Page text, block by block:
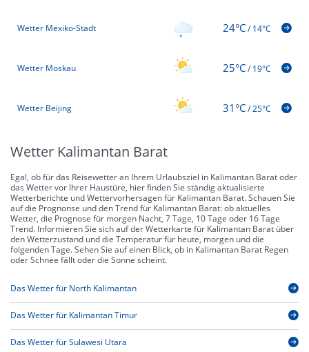
Wetter Mexiko-Stadt 24°C/14°C
Wetter Moskau 25°C/19°C
Wetter Beijing 31°C/25°C
Wetter Kalimantan Barat
Egal, ob für das Reisewetter an Ihrem Urlaubsziel in Kalimantan Barat oder
das Wetter vor Ihrer Haustüre, hier finden Sie ständig aktualisierte
Wetterberichte und Wettervorhersagen für Kalimantan Barat. Schauen Sie
auf die Prognonse und den Trend für Kalimantan Barat: ob aktuelles
Wetter, die Prognose für morgen Nacht, 7 Tage, 10 Tage oder 16 Tage
Trend. Informieren Sie sich auf der Wetterkarte für Kalimantan Barat über
den Wetterzustand und die Temperatur für heute, morgen und die
folgenden Tage. Sehen Sie auf einen Blick, ob in Kalimantan Barat Regen
oder Schnee fällt oder die Sonne scheint.
Das Wetter für North Kalimantan
Das Wetter für Kalimantan Timur
Das Wetter für Sulawesi Utara